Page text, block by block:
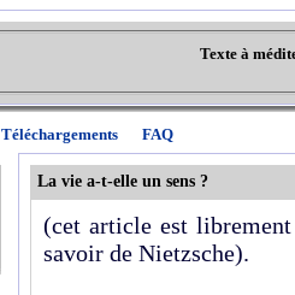
Texte à
Téléchargements FAQ
La vie a-t-elle un sens ?
(cet article est
savoir de Nietzsche).